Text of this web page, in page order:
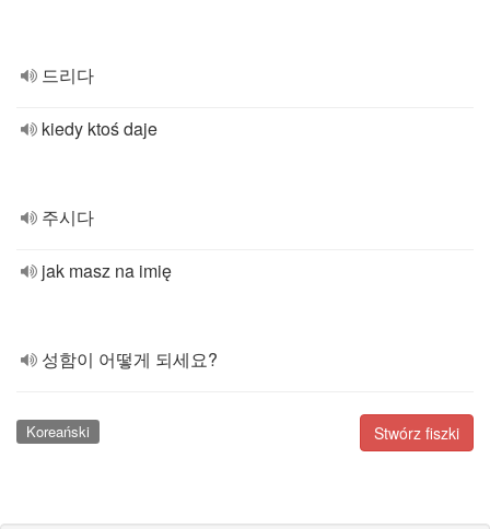
드리다
kiedy ktoś daje
주시다
jak masz na imię
성함이 어떻게 되세요?
Stwórz fiszki
Koreański